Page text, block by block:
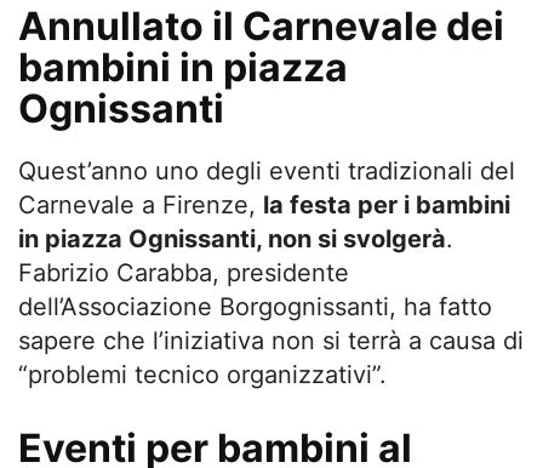
Annullato il Carnevale dei
bambini in piazza
Ognissanti
Quest’anno uno degli eventi tradizionali del
Carnevale a Firenze, la festa per i bambini
in piazza Ognissanti, non si svolgerà.
Fabrizio Carabba, presidente
dell’Associazione Borgognissanti, ha fatto
sapere che l’iniziativa non si terrà a causa di
“problemi tecnico organizzativi”.
Eventi per bambini al